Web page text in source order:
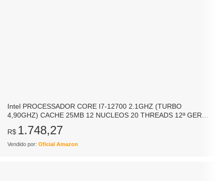
Intel PROCESSADOR CORE I7-12700 2.1GHZ (TURBO
4,90GHZ) CACHE 25MB 12 NUCLEOS 20 THREADS 12ª GER
R$ 1.748,27
Vendido por: Oficial Amazon